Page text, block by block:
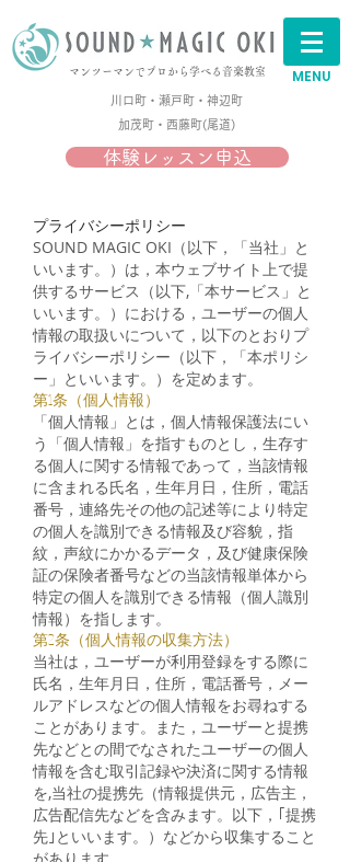
マンツーマンでプロから学べる音楽教室 MENU
川口町・瀬戸町・神辺町
加茂町・西藤町(尾道)​
体験レッスン申込
プライバシーポリシー
SOUND MAGIC OKI（以下，「当社」と
いいます。）は，本ウェブサイト上で提
供するサービス（以下,「本サービス」と
いいます。）における，ユーザーの個人
情報の取扱いについて，以下のとおりプ
ライバシーポリシー（以下，「本ポリシ
ー」といいます。）を定めます。
第1条（個人情報）
「個人情報」とは，個人情報保護法にい
う「個人情報」を指すものとし，生存す
る個人に関する情報であって，当該情報
に含まれる氏名，生年月日，住所，電話
番号，連絡先その他の記述等により特定
の個人を識別できる情報及び容貌，指
紋，声紋にかかるデータ，及び健康保険
証の保険者番号などの当該情報単体から
特定の個人を識別できる情報（個人識別
情報）を指します。
第2条（個人情報の収集方法）
当社は，ユーザーが利用登録をする際に
氏名，生年月日，住所，電話番号，メー
ルアドレスなどの個人情報をお尋ねする
ことがあります。また，ユーザーと提携
先などとの間でなされたユーザーの個人
情報を含む取引記録や決済に関する情報
を,当社の提携先（情報提供元，広告主，
広告配信先などを含みます。以下，｢提携
先｣といいます。）などから収集すること